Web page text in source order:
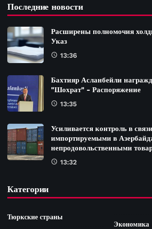
Последние новости
Расширены полномочия
Указ
13:36
Бахтияр Асланбейли
"Шохрат" - Распоряжение
13:35
Усиливается контроль в
импортируемыми в
непродовольственными
13:32
Категории
Тюркские страны
Экономика